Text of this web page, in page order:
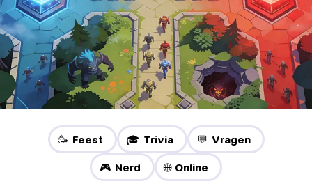
🥳 Feest 🎓 Trivia 💬 Vragen
🎮 Nerd 🌐 Online